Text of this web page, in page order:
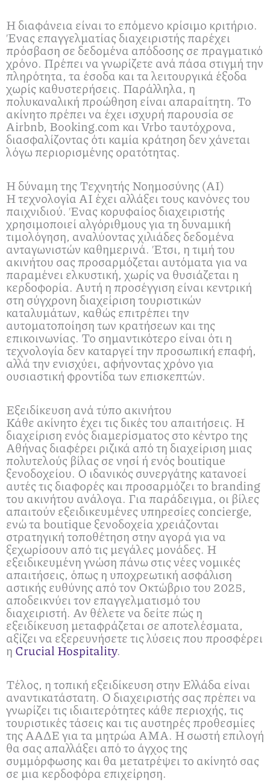
Η διαφάνεια είναι το επόμενο κρίσιμο κριτήριο.
Ένας επαγγελματίας διαχειριστής παρέχει
πρόσβαση σε δεδομένα απόδοσης σε πραγματικό
χρόνο. Πρέπει να γνωρίζετε ανά πάσα στιγμή την
πληρότητα, τα έσοδα και τα λειτουργικά έξοδα
χωρίς καθυστερήσεις. Παράλληλα, η
πολυκαναλική προώθηση είναι απαραίτητη. Το
ακίνητο πρέπει να έχει ισχυρή παρουσία σε
Airbnb, Booking.com και Vrbo ταυτόχρονα,
διασφαλίζοντας ότι καμία κράτηση δεν χάνεται
λόγω περιορισμένης ορατότητας.
Η δύναμη της Τεχνητής Νοημοσύνης (AI)
Η τεχνολογία AI έχει αλλάξει τους κανόνες του
παιχνιδιού. Ένας κορυφαίος διαχειριστής
χρησιμοποιεί αλγόριθμους για τη δυναμική
τιμολόγηση, αναλύοντας χιλιάδες δεδομένα
ανταγωνιστών καθημερινά. Έτσι, η τιμή του
ακινήτου σας προσαρμόζεται αυτόματα για να
παραμένει ελκυστική, χωρίς να θυσιάζεται η
κερδοφορία. Αυτή η προσέγγιση είναι κεντρική
στη σύγχρονη διαχείριση τουριστικών
καταλυμάτων, καθώς επιτρέπει την
αυτοματοποίηση των κρατήσεων και της
επικοινωνίας. Το σημαντικότερο είναι ότι η
τεχνολογία δεν καταργεί την προσωπική επαφή,
αλλά την ενισχύει, αφήνοντας χρόνο για
ουσιαστική φροντίδα των επισκεπτών.
Εξειδίκευση ανά τύπο ακινήτου
Κάθε ακίνητο έχει τις δικές του απαιτήσεις. Η
διαχείριση ενός διαμερίσματος στο κέντρο της
Αθήνας διαφέρει ριζικά από τη διαχείριση μιας
πολυτελούς βίλας σε νησί ή ενός boutique
ξενοδοχείου. Ο ιδανικός συνεργάτης κατανοεί
αυτές τις διαφορές και προσαρμόζει το branding
του ακινήτου ανάλογα. Για παράδειγμα, οι βίλες
απαιτούν εξειδικευμένες υπηρεσίες concierge,
ενώ τα boutique ξενοδοχεία χρειάζονται
στρατηγική τοποθέτηση στην αγορά για να
ξεχωρίσουν από τις μεγάλες μονάδες. Η
εξειδικευμένη γνώση πάνω στις νέες νομικές
απαιτήσεις, όπως η υποχρεωτική ασφάλιση
αστικής ευθύνης από τον Οκτώβριο του 2025,
αποδεικνύει τον επαγγελματισμό του
διαχειριστή. Αν θέλετε να δείτε πώς η
εξειδίκευση μεταφράζεται σε αποτελέσματα,
αξίζει να εξερευνήσετε τις λύσεις που προσφέρει
η Crucial Hospitality.
Τέλος, η τοπική εξειδίκευση στην Ελλάδα είναι
αναντικατάστατη. Ο διαχειριστής σας πρέπει να
γνωρίζει τις ιδιαιτερότητες κάθε περιοχής, τις
τουριστικές τάσεις και τις αυστηρές προθεσμίες
της ΑΑΔΕ για τα μητρώα ΑΜΑ. Η σωστή επιλογή
θα σας απαλλάξει από το άγχος της
συμμόρφωσης και θα μετατρέψει το ακίνητό σας
σε μια κερδοφόρα επιχείρηση.